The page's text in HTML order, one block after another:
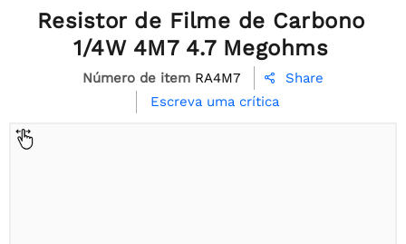
Resistor de Filme de Carbono
1/4W 4M7 4.7 Megohms
Número de item RA4M7 
Share
Escreva uma crítica